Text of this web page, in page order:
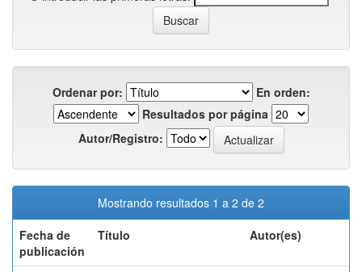
Ordenar por:
En orden:
Resultados por página
Autor/Registro:
Mostrando resultados 1 a 2 de 2
Fecha de
publicación
Título Autor(es)